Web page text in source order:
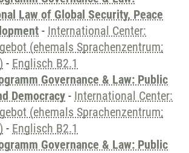
Law of Global Security, Peace
- International Center:
(ehemals Sprachenzentrum;
- Englisch B2.1
Governance & Law: Public
Democracy - International Center:
(ehemals Sprachenzentrum;
- Englisch B2.1
Governance & Law: Public